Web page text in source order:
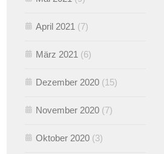
April 2021 (7)
März 2021 (6)
Dezember 2020 (15)
November 2020 (7)
Oktober 2020 (3)